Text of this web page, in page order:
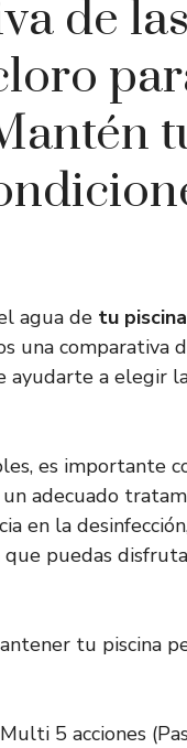
de las
agua de tu
una comparativa
ayudarte a elegir
es importante
adecuado
en la
puedas
tu piscina
5 acciones